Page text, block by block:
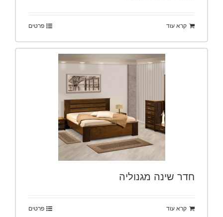
קרא עוד פרטים
חדר שינה מגנוליה
קרא עוד פרטים